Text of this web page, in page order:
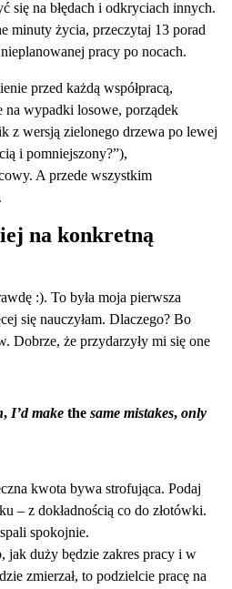
się na błędach i odkryciach innych.
minuty życia, przeczytaj 13 porad
pracy po nocach.
przed każdą współpracą,
na wypadki losowe, porządek
z wersją zielonego drzewa po lewej
i pomniejszony?”),
A przede wszystkim
na konkretną
:). To była moja pierwsza
się nauczyłam. Dlaczego? Bo
Dobrze, że przydarzyły mi się one
, I’d make the same mistakes, only
kwota bywa strofująca. Podaj
– z dokładnością co do złotówki.
spokojnie.
jak duży będzie zakres pracy i w
zmierzał, to podzielcie pracę na